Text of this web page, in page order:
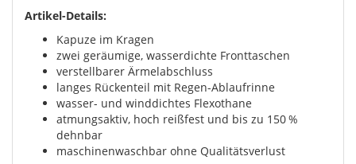
Artikel-Details:
Kapuze im Kragen
zwei geräumige, wasserdichte Fronttaschen
verstellbarer Ärmelabschluss
langes Rückenteil mit Regen-Ablaufrinne
wasser- und winddichtes Flexothane
atmungsaktiv, hoch reißfest und bis zu 150 %
dehnbar
maschinenwaschbar ohne Qualitätsverlust